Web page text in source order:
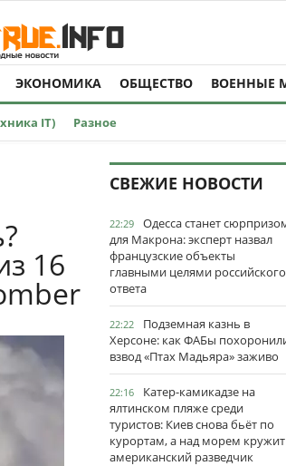
ЭКОНОМИКА ОБЩЕСТВО ВОЕННЫЕ
IT) Разное
16
СВЕЖИЕ НОВОСТИ
22:29
Одесса станет
для Макрона: эксперт назвал
французские объекты
главными целями российского
ответа
22:22
Подземная казнь в
Херсоне: как ФАБы
взвод «Птах Мадьяра» заживо
22:16
Катер-камикадзе на
ялтинском пляже среди
туристов: Киев снова бьёт по
курортам, а над морем кружит
американский разведчик